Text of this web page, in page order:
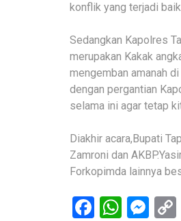
konflik yang terjadi
Sedangkan Kapolres
merupakan Kakak
mengemban amanah
dengan pergantian
selama ini agar tetap
Diakhir acara,Bupati
Zamroni dan
Forkopimda lainnya